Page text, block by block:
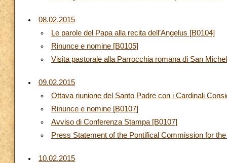
08.02.2015
Le parole del Papa alla recita dell’Angelus [B0104]
Rinunce e nomine [B0105]
Visita pastorale alla Parrocchia romana di San
09.02.2015
Ottava riunione del Santo Padre con i Cardinali
Rinunce e nomine [B0107]
Avviso di Conferenza Stampa [B0107]
Press Statement of the Pontifical Commission for
10.02.2015